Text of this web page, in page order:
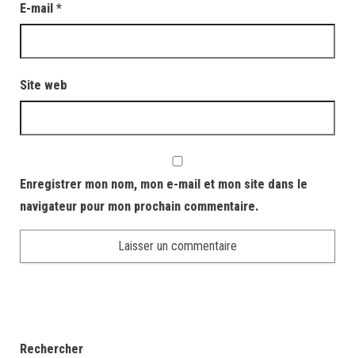
E-mail *
Site web
Enregistrer mon nom, mon e-mail et mon site dans le
navigateur pour mon prochain commentaire.
Rechercher